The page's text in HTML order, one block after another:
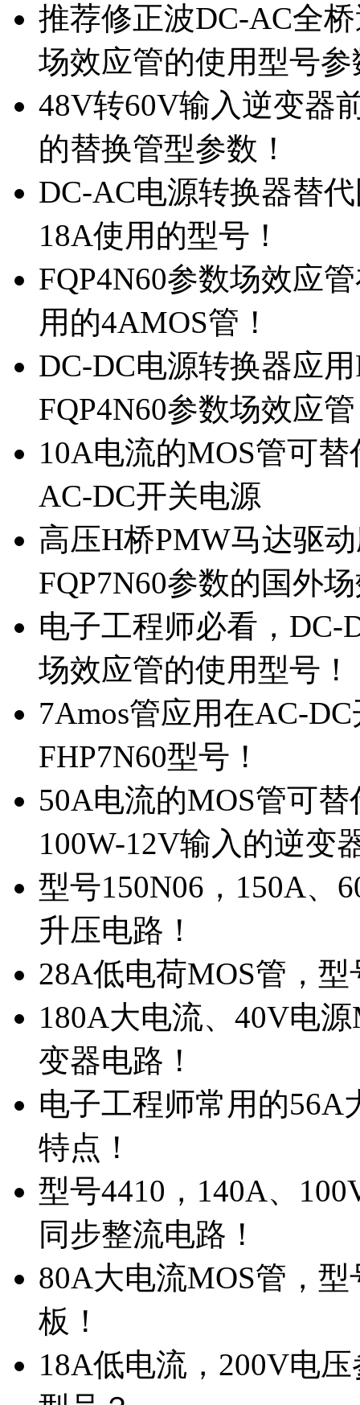
推荐修正波DC-AC全
场效应管的使用型号参
48V转60V输入逆变器
的替换管型参数！
DC-AC电源转换器替
18A使用的型号！
FQP4N60参数场效应
用的4AMOS管！
DC-DC电源转换器应
FQP4N60参数场效应
10A电流的MOS管可
AC-DC开关电源
高压H桥PMW马达驱
FQP7N60参数的国外
电子工程师必看，DC-
场效应管的使用型号！
7Amos管应用在AC-
FHP7N60型号！
50A电流的MOS管可
100W-12V输入的逆变
型号150N06，150A、
升压电路！
28A低电荷MOS管，
180A大电流、40V电
变器电路！
电子工程师常用的56A
特点！
型号4410，140A、
同步整流电路！
80A大电流MOS管，
板！
18A低电流，200V电